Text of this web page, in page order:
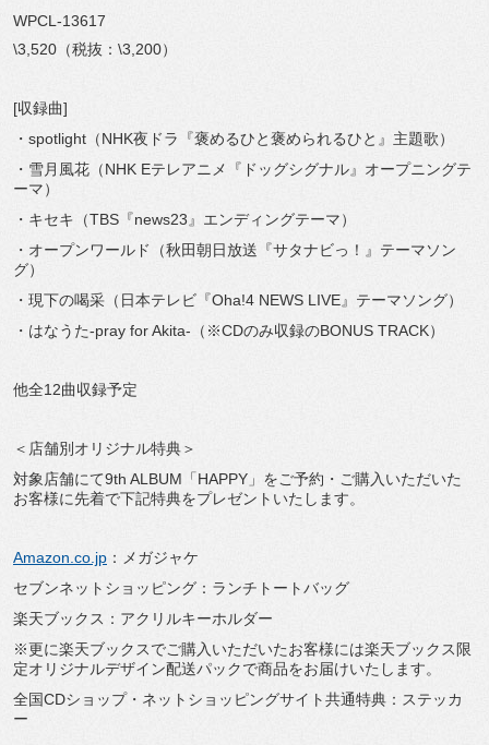
WPCL-13617
\3,520（税抜：\3,200）
[収録曲]
・spotlight（NHK夜ドラ『褒めるひと褒められるひと』主題歌）
・雪月風花（NHK Eテレアニメ『ドッグシグナル』オープニングテ
ーマ）
・キセキ（TBS『news23』エンディングテーマ）
・オープンワールド（秋田朝日放送『サタナビっ！』テーマソン
グ）
・現下の喝采（日本テレビ『Oha!4 NEWS LIVE』テーマソング）
・はなうた-pray for Akita-（※CDのみ収録のBONUS TRACK）
他全12曲収録予定
＜店舗別オリジナル特典＞
対象店舗にて9th ALBUM「HAPPY」をご予約・ご購入いただいた
お客様に先着で下記特典をプレゼントいたします。
Amazon.co.jp ：メガジャケ
セブンネットショッピング：ランチトートバッグ
楽天ブックス：アクリルキーホルダー
※更に楽天ブックスでご購入いただいたお客様には楽天ブックス限
定オリジナルデザイン配送パックで商品をお届けいたします。
全国CDショップ・ネットショッピングサイト共通特典：ステッカ
ー